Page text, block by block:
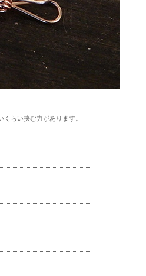
らい挟む力があります。